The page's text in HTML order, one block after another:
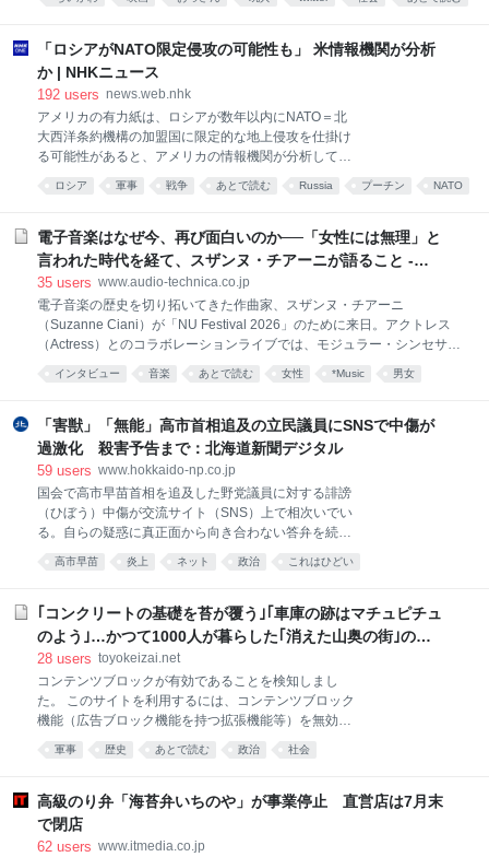
ぶりに嗅ぐ畳の
ほぼ異常者だから関わらないように気をつけて」と返
「ロシアがNATO限定侵攻の可能性も」 米情報機関が分析
か | NHKニュース
192 users news.web.nhk
アメリカの有力紙は、ロシアが数年以内にNATO＝北
大西洋条約機構の加盟国に限定的な地上侵攻を仕掛け
る可能性があると、アメリカの情報機関が分析してい
ると伝えました。 アメリカの有力紙、ウォール・ス
ロシア 軍事 戦争 あとで読む Russia プーチン NATO
電子音楽はなぜ今、再び面白いのか──「女性には無理」と
言われた時代を経て、スザンヌ・チアーニが語ること -
Always Listening by Audio-Technica（オーディオテク
ニカ）
35 users www.audio-technica.co.jp
電子音楽の歴史を切り拓いてきた作曲家、スザンヌ・チアーニ
（Suzanne Ciani）が「NU Festival 2026」のために来日。アクトレス
（Actress）とのコラボレーションライブでは、モジュラー・シンセサイ
ザーのパイオニアであるBuchlaを使用したクアドラフォニック（4チャ
ンネルサラウンド）パフォーマンスを披露し、会場を立体的な音響空間
が、そのライブを起点に彼女独自の音楽観を探る。80歳を迎えた今なお
進化を続ける、電子音楽のパイオニアの現在地とは。 私は作曲家、そし
て機械を愛する人。「女性には無理だ」というジェンダーバイアスの中
ておらず、タッチプレートやパッド、シーケンサーを使って無限の音を
生成するシステムを作った。鍵盤を備えたMoogは
インタビュー 音楽 あとで読む 女性 *Music 男女
「害獣」「無能」高市首相追及の立民議員にSNSで中傷が
過激化 殺害予告まで：北海道新聞デジタル
59 users www.hokkaido-np.co.jp
国会で高市早苗首相を追及した野党議員に対する誹謗
（ひぼう）中傷が交流サイト（SNS）上で相次いでい
る。自らの疑惑に真正面から向き合わない答弁を続け
る首相に詰め寄っているにもかかわらず、野党議員が
集中砲火を浴びる様相だ。首相の支持者らがSNSで拡
政権監視という本来の役割を否定された野党議員は
「炎上」を恐れ、首相への批判を尻込みしかねない状
況という。...
高市早苗 炎上 ネット 政治 これはひどい
｢コンクリートの基礎を苔が覆う｣｢車庫の跡はマチュピチュ
のよう｣…かつて1000人が暮らした｢消えた山奥の街｣の物
語
28 users toyokeizai.net
コンテンツブロックが有効であることを検知しまし
た。 このサイトを利用するには、コンテンツブロック
機能（広告ブロック機能を持つ拡張機能等）を無効に
してページを再読み込みしてください。 なお、
Microsoft Edgeをご利用のお客様はプライバシー設定
する」の設定を「バランス（推奨）」にしてご利用を
お願いいたします。詳細は下記のFAQページをご参照
ください。
軍事 歴史 あとで読む 政治 社会
高級のり弁「海苔弁いちのや」が事業停止 直営店は7月末
で閉店
62 users www.itmedia.co.jp